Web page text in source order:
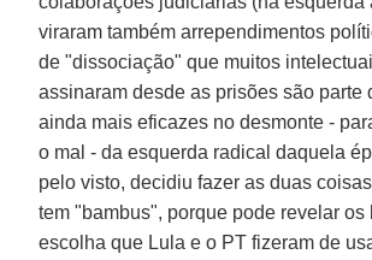
viraram também arrependimentos
de "dissociação" que muitos
assinaram desde as prisões são parte
ainda mais eficazes no desmonte -
o mal - da esquerda radical daquela
pelo visto, decidiu fazer as duas
tem "bambus", porque pode revelar os
escolha que Lula e o PT fizeram de